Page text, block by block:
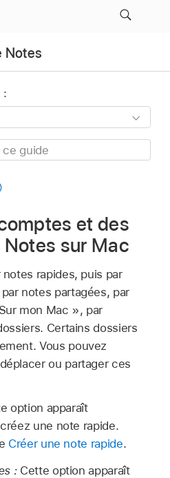
Notes
:
et des
sur Mac
rapides, puis par
notes partagées, par
mon Mac », par
Certains dossiers
Vous pouvez
ou partager ces
option apparaît
une note rapide.
Créer une note rapide.
:Cette option apparaît